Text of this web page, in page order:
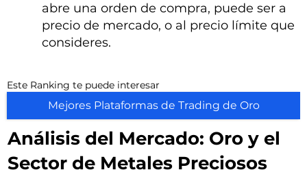
abre una orden de compra, puede ser a
precio de mercado, o al precio límite que
consideres.
Este Ranking te puede interesar
Mejores Plataformas de Trading de Oro
Análisis del Mercado: Oro y el
Sector de Metales Preciosos